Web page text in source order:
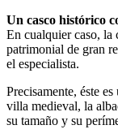
Un casco histórico
En cualquier caso, la
patrimonial de gran
el especialista.
Precisamente, éste
villa medieval, la
su tamaño y su